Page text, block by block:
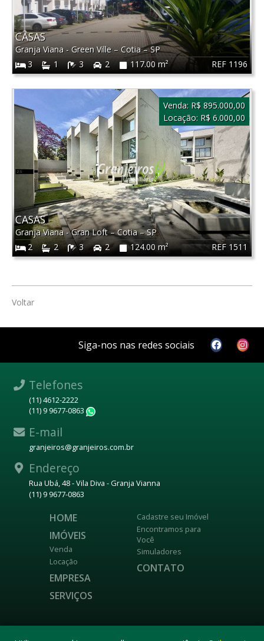
REF 1196
CASAS
Granja Viana - Green Ville–Cotia–SP
3
1 3 2 117.00 m²
REF 1511
CASAS
Granja Viana - Gran Loft–Cotia–SP
2
2 3 2 124.00 m²
Venda: R$ 895.000,00
Locação: R$ 6.000,00
Voltar
Siga-nos nas redes sociais
Telefones
(11) 4612-2222
(11) 9 9677-0863
E-mail
granjeiros@granjeiros.com.br
Endereço
Rua Ubá, 48 - Vila Diva - Granja Vianna
(11) 9 9677-0863
HOME
IMÓVEIS
Venda
Locação
EMPRESA
SERVIÇOS
Cadastre seu Imóvel
Encontramos para
Você
Simuladores
CONTATO